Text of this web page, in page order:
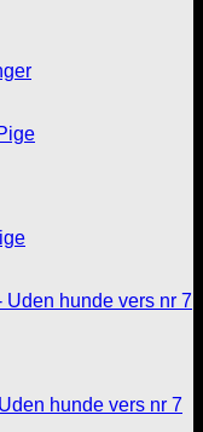
hunde vers nr 7